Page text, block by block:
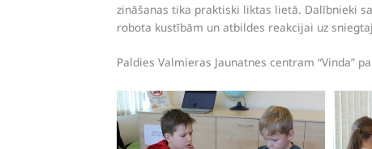
zināšanas tika praktiski liktas lietā. Dalībnieki
robota kustībām un atbildes reakcijai uz
Paldies Valmieras Jaunatnes centram “Vinda”